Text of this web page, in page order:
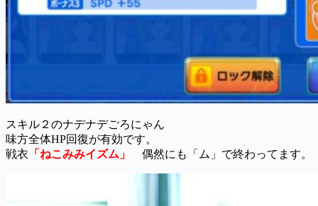
スキル２のナデナデごろにゃん
味方全体HP回復が有効です。
戦衣 「ねこみみイズム」 偶然にも「ム」で終わってます。